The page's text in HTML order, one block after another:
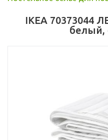
IKEA 70373044
белый,